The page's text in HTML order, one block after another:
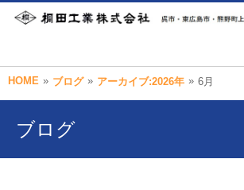
HOME » ブログ » アーカイブ:2026年 » 6月
ブログ